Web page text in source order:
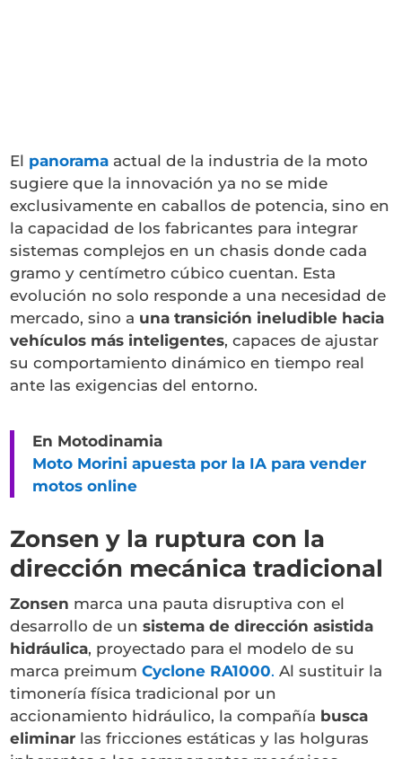
El panorama actual de la industria de la moto
sugiere que la innovación ya no se mide
exclusivamente en caballos de potencia, sino en
la capacidad de los fabricantes para integrar
sistemas complejos en un chasis donde cada
gramo y centímetro cúbico cuentan. Esta
evolución no solo responde a una necesidad de
mercado, sino a una transición ineludible hacia
vehículos más inteligentes, capaces de ajustar
su comportamiento dinámico en tiempo real
ante las exigencias del entorno.
En Motodinamia
Moto Morini apuesta por la IA para vender
motos online
Zonsen y la ruptura con la
dirección mecánica tradicional
Zonsen marca una pauta disruptiva con el
desarrollo de unsistema de dirección asistida
hidráulica, proyectado para el modelo de su
marca preimumCyclone RA1000. Al sustituir la
timonería física tradicional por un
accionamiento hidráulico, la compañía busca
eliminar las fricciones estáticas y las holguras